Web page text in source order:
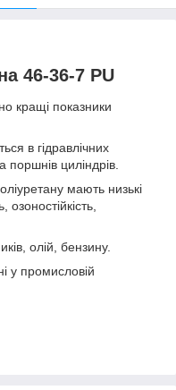
46-36-7 PU
кращі показники
в гідравлічних
поршнів циліндрів.
мають низькі
озоностійкість,
олій, бензину.
у промисловій